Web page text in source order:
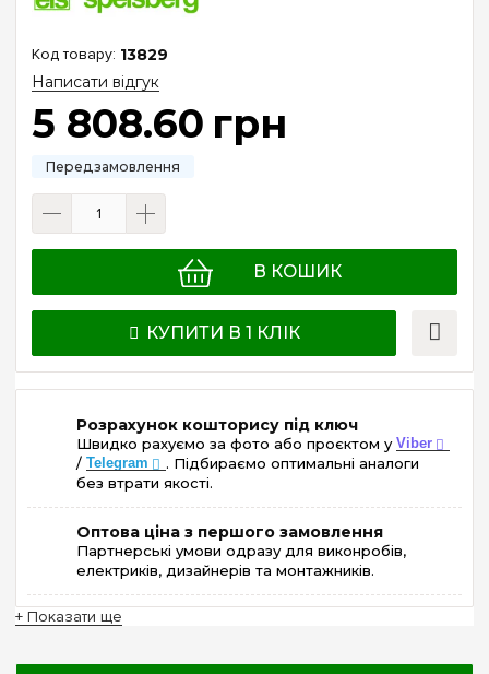
13829
Написати відгук
5 808.60 грн
В КОШИК
КУПИТИ В 1 КЛІК
Розрахунок кошторису під ключ
Швидко рахуємо за фото або проєктом у Viber
/ Telegram
. Підбираємо оптимальні аналоги
без втрати якості.
Оптова ціна з першого замовлення
Партнерські умови одразу для виконробів,
електриків, дизайнерів та монтажників.
+ Показати ще